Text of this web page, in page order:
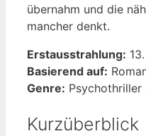
übernahm und die
mancher denkt.
Erstausstrahlung:
Basierend auf:
Genre: Psychothriller
Kurzüberblick